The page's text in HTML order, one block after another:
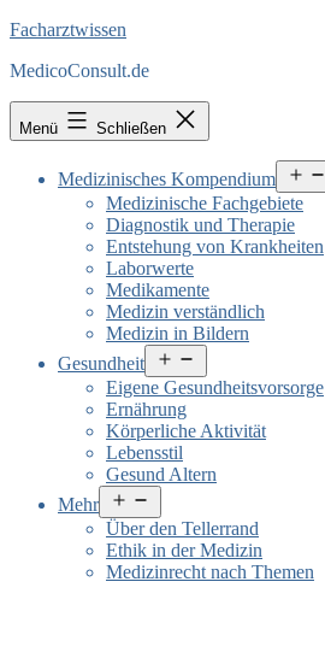
Facharztwissen
MedicoConsult.de
Menü Schließen
Medizinisches Kompendium
Medizinische Fachgebiete
Diagnostik und Therapie
Entstehung von Krankheiten
Laborwerte
Medikamente
Medizin verständlich
Medizin in Bildern
Gesundheit
öffnen
Eigene Gesundheitsvorsorge
Ernährung
Körperliche Aktivität
Lebensstil
Gesund Altern
Mehr
öffnen
Über den Tellerrand
Ethik in der Medizin
Medizinrecht nach Themen